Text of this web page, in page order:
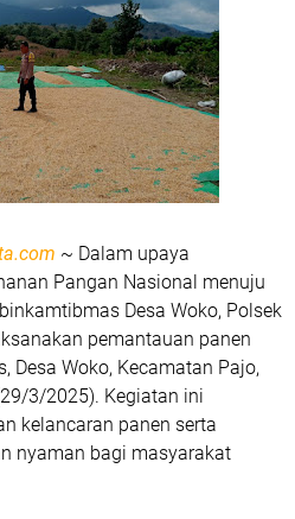
~ Dalam upaya
Pangan Nasional menuju
Desa Woko, Polsek
pemantauan panen
Desa Woko, Kecamatan Pajo,
3/2025). Kegiatan ini
kelancaran panen serta
nyaman bagi masyarakat